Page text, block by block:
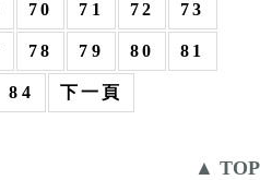
70 71 72 73
78 79 80 81
84 下一頁
▲ TOP